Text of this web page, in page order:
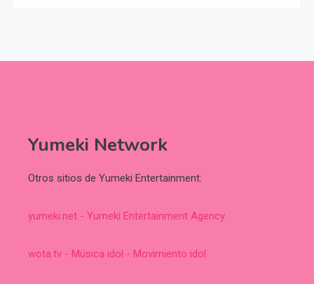
Yumeki Network
Otros sitios de Yumeki Entertainment:
yumeki.net - Yumeki Entertainment Agency
wota.tv - Música idol - Movimiento idol